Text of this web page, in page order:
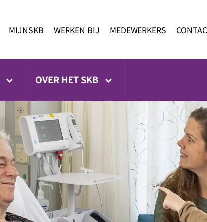
MIJNSKB WERKEN BIJ MEDEWERKERS
OVER HET SKB